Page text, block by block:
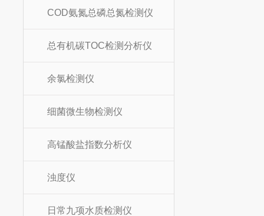
COD氨氮总磷总氮检测仪
总有机碳TOC检测分析仪
余氯检测仪
细菌微生物检测仪
高锰酸盐指数分析仪
浊度仪
日常九项水质检测仪